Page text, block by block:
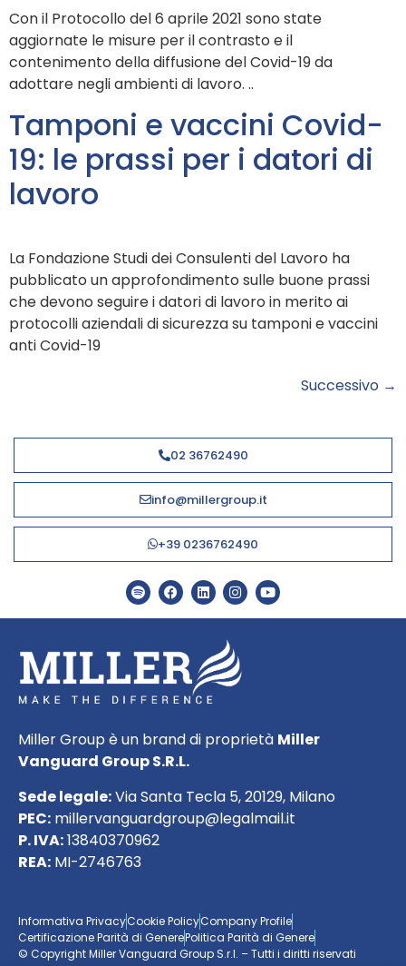
Con il Protocollo del 6 aprile 2021 sono state
aggiornate le misure per il contrasto e il
contenimento della diffusione del Covid-19 da
adottare negli ambienti di lavoro. ..
Tamponi e vaccini Covid-
19: le prassi per i datori di
lavoro
La Fondazione Studi dei Consulenti del Lavoro ha
pubblicato un approfondimento sulle buone prassi
che devono seguire i datori di lavoro in merito ai
protocolli aziendali di sicurezza su tamponi e vaccini
anti Covid-19
Successivo →
02 36762490
info@millergroup.it
+39 0236762490
Miller Group è un brand di proprietà Miller
Vanguard Group S.R.L.
Sede legale:Via Santa Tecla 5, 20129, Milano
PEC: millervanguardgroup@legalmail.it
P. IVA:13840370962
REA: MI-2746763
Informativa PrivacyCookie PolicyCompany Profile
Certificazione Parità di GenerePolitica Parità di Genere
© Copyright Miller Vanguard Group S.r.l. – Tutti i diritti riservati